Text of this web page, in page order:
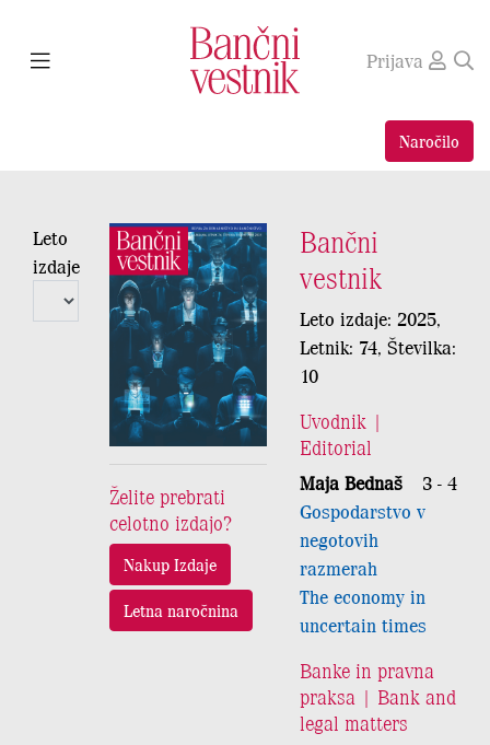
Prijava
Naročilo
Leto
izdaje
Želite prebrati
celotno izdajo?
Nakup Izdaje
Letna naročnina
Bančni
vestnik
Leto izdaje: 2025,
Letnik: 74, Številka:
10
Uvodnik |
Editorial
Maja Bednaš
3 - 4
Gospodarstvo v
negotovih
razmerah
The economy in
uncertain times
Banke in pravna
praksa | Bank and
legal matters